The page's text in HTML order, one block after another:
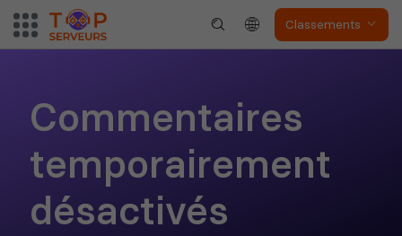
Classements
Valheim Hell Let Loose
The Front
Commentaires
temporairement
désactivés